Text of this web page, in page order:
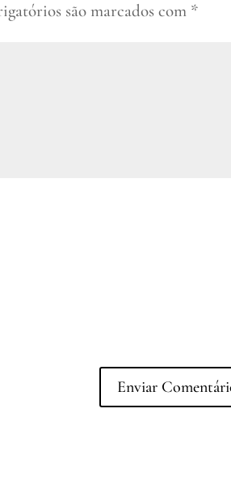
são marcados com *